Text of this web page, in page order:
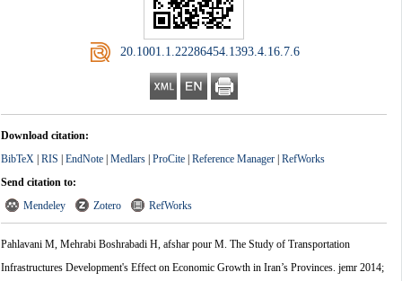
‎ 20.1001.1.22286454.1393.4.16.7.6
Download citation:
BibTeX|RIS|EndNote|Medlars|ProCite|Reference Manager|RefWorks
Send citation to:
Mendeley
Zotero RefWorks
Pahlavani M, Mehrabi Boshrabadi H, afshar pour M. The Study of Transportation
Infrastructures Development's Effect on Economic Growth in Iran’s Provinces. jemr 2014;